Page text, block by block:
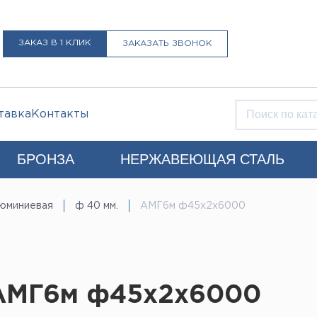
ЗАКАЗ В 1 КЛИК ЗАКАЗАТЬ ЗВОНОК
Контакты
БРОНЗА НЕРЖАВЕЮЩАЯ СТАЛЬ
ф 40 мм. АМГ6м ф45х2х6000
ф45х2х6000